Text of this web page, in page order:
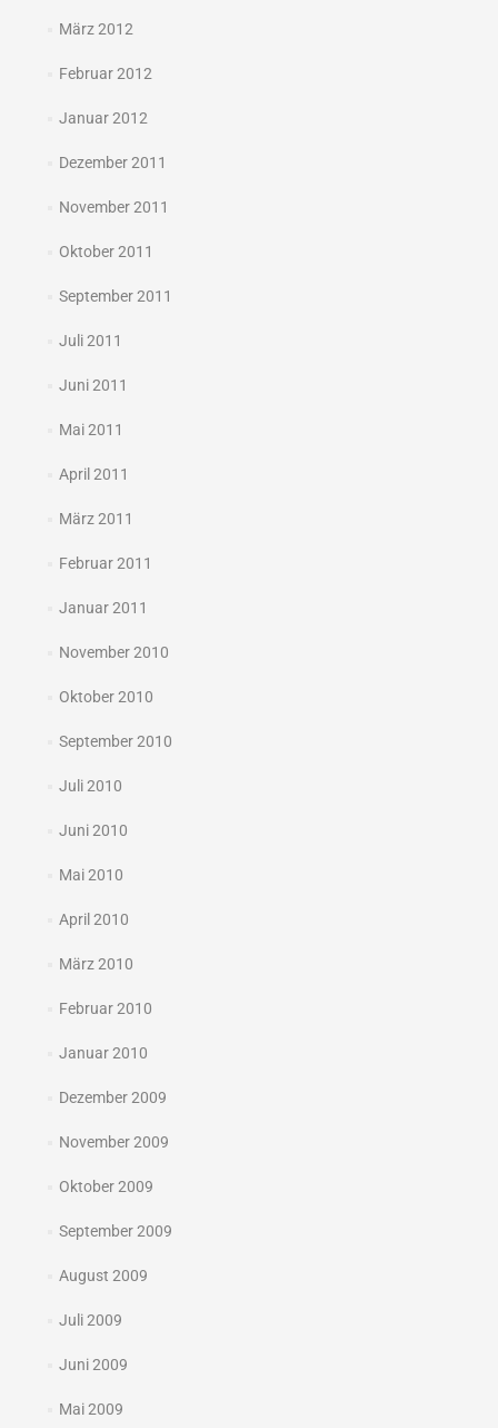
März 2012
Februar 2012
Januar 2012
Dezember 2011
November 2011
Oktober 2011
September 2011
Juli 2011
Juni 2011
Mai 2011
April 2011
März 2011
Februar 2011
Januar 2011
November 2010
Oktober 2010
September 2010
Juli 2010
Juni 2010
Mai 2010
April 2010
März 2010
Februar 2010
Januar 2010
Dezember 2009
November 2009
Oktober 2009
September 2009
August 2009
Juli 2009
Juni 2009
Mai 2009